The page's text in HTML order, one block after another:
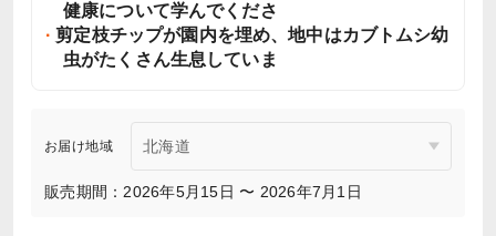
健康について学んでくださ
剪定枝チップが園内を埋め、地中はカブトムシ幼
虫がたくさん生息していま
お届け地域
販売期間：2026年5月15日 〜 2026年7月1日